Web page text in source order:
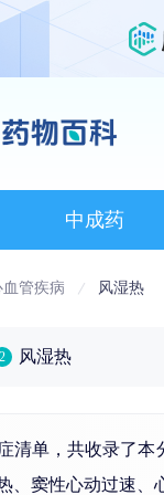
中成药
血管疾病 风湿热
2 风湿热
清单，共收录了
、窦性心动过速、